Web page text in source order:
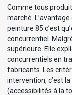
Comme tous
marché. L’avantage
peinture 85 c’est
concurrentiel.
supérieure. Elle
concurrentiels en
fabricants. Les
intervention, c’est
(accessibilités à la